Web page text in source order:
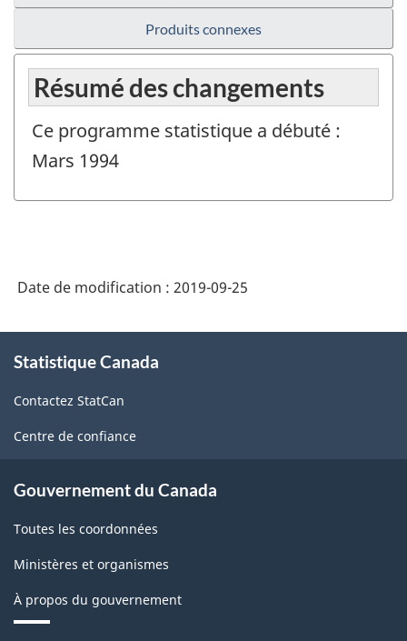
Produits connexes
Résumé des changements
Ce programme statistique a débuté :
Mars 1994
Date de modification : 2019-09-25
propos
ce
site
Statistique Canada
Contactez StatCan
Centre de confiance
Gouvernement du Canada
Toutes les coordonnées
Ministères et organismes
À propos du gouvernement